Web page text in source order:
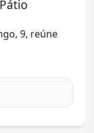
9, reúne